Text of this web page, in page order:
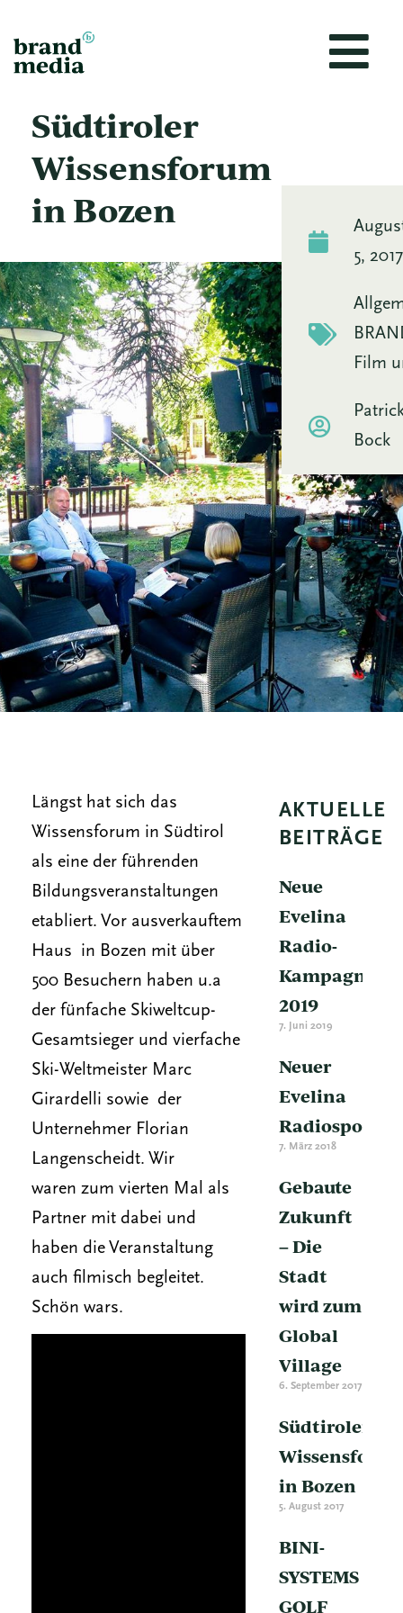
Inhalt
springen
Südtiroler
Wissensforum
in Bozen
5, 2017
Film
Bock
Längst hat sich das
Wissensforum in Südtirol
als eine der führenden
Bildungsveranstaltungen
etabliert. Vor ausverkauftem
Haus in Bozen mit über
500 Besuchern haben u.a
der fünfache Skiweltcup-
Gesamtsieger und vierfache
Ski-Weltmeister Marc
Girardelli sowie der
Unternehmer Florian
Langenscheidt. Wir
waren zum vierten Mal als
Partner mit dabei und
haben die Veranstaltung
auch filmisch begleitet.
Schön wars.
AKTUELLE
BEITRÄGE
Neue
Evelina
Radio-
Kampagne
2019
7. Juni 2019
Neuer
Evelina
Radiospot
7. März 2018
Gebaute
Zukunft
– Die
Stadt
wird zum
Global
Village
6. September 2017
Südtiroler
in Bozen
5. August 2017
BINI-
SYSTEMS
GOLF